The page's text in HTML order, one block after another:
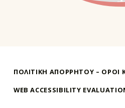
ΠΟΛΙΤΙΚΗ ΑΠΟΡΡΗΤΟΥ – ΌΡΟΙ
WEB ACCESSIBILITY